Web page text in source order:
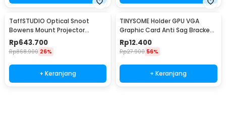
TaffSTUDIO Optical Snoot
Bowens Mount Projector
Cahaya 35 Set Foto Pro - MM-
06 PRO
Rp643.700
Rp868.900 26%
+ Keranjang
TINYSOME Holder GPU VGA
Graphic Card Anti Sag Bracket
Metal Adjustable - GX50
Rp12.400
Rp27.900 56%
+ Keranjang